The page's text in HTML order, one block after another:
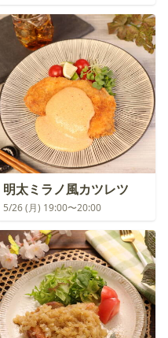
明太ミラノ風カツレツ
5/26 (月) 19:00〜20:00